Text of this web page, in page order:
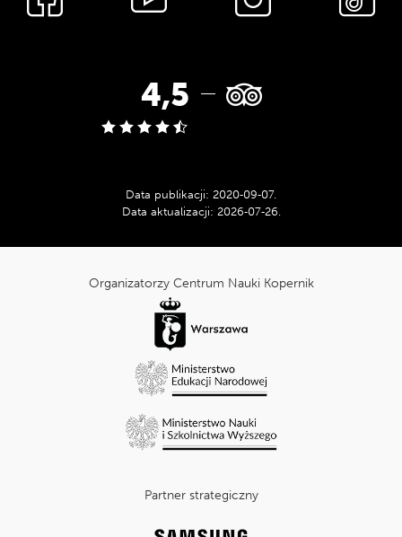
społecznościowe
Ocena
w
serwisie
Tripadvisor:
4,5
Data publikacji: 2020‑09‑07.
Data aktualizacji: 2026‑07‑26
Organizatorzy Centrum Nauki Kopernik
Partner strategiczny